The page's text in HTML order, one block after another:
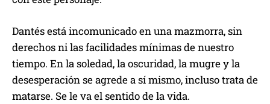
Dantés está incomunicado en una mazmorra, sin
derechos ni las facilidades mínimas de nuestro
tiempo. En la soledad, la oscuridad, la mugre y la
desesperación se agrede a sí mismo, incluso trata de
matarse. Se le va el sentido de la vida.